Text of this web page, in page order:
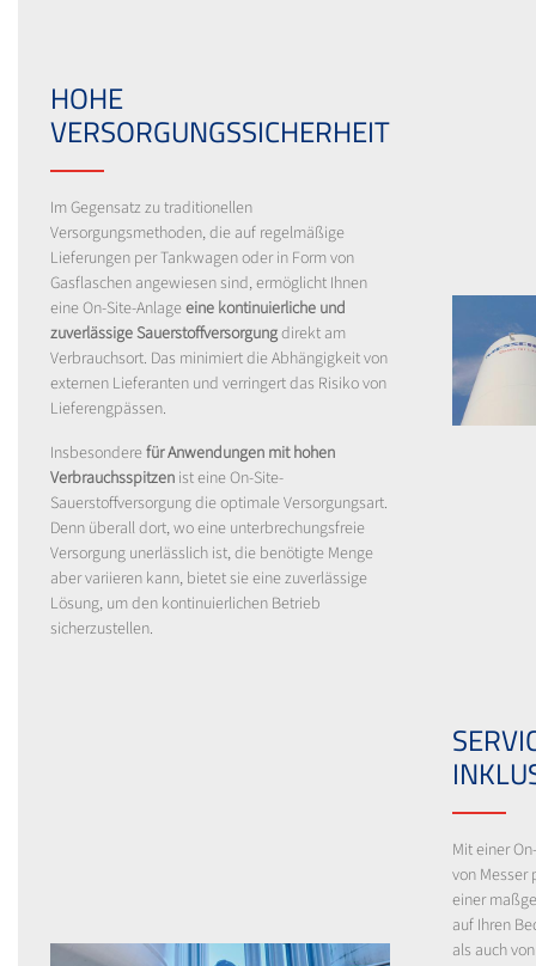
HOHE
VERSORGUNGSSICHERHEIT
Im Gegensatz zu traditionellen
Versorgungsmethoden, die auf regelmäßige
Lieferungen per Tankwagen oder in Form von
Gasflaschen angewiesen sind, ermöglicht Ihnen
eine On-Site-Anlage eine kontinuierliche und
zuverlässige Sauerstoffversorgungdirekt am
Verbrauchsort. Das minimiert die Abhängigkeit von
externen Lieferanten und verringert das Risiko von
Lieferengpässen.
Insbesondere für Anwendungen mit hohen
Verbrauchsspitzen ist eine On-Site-
Sauerstoffversorgung die optimale Versorgungsart.
Denn überall dort, wo eine unterbrechungsfreie
Versorgung unerlässlich ist, die benötigte Menge
aber variieren kann, bietet sie eine zuverlässige
Lösung, um den kontinuierlichen Betrieb
sicherzustellen.
Mit einer
von Messer
einer
auf Ihren
als auch